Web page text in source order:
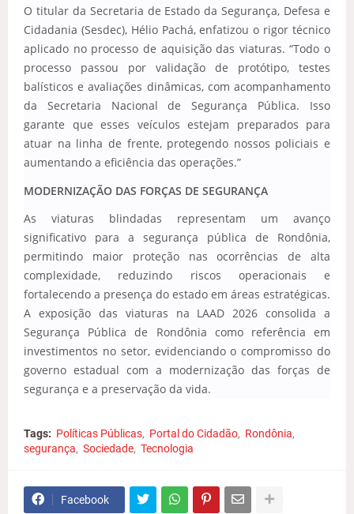
O titular da Secretaria de Estado da Segurança, Defesa e
Cidadania (Sesdec), Hélio Pachá, enfatizou o rigor técnico
aplicado no processo de aquisição das viaturas. “Todo o
processo passou por validação de protótipo, testes
balísticos e avaliações dinâmicas, com acompanhamento
da Secretaria Nacional de Segurança Pública. Isso
garante que esses veículos estejam preparados para
atuar na linha de frente, protegendo nossos policiais e
aumentando a eficiência das operações.”
MODERNIZAÇÃO DAS FORÇAS DE SEGURANÇA
As viaturas blindadas representam um avanço
significativo para a segurança pública de Rondônia,
permitindo maior proteção nas ocorrências de alta
complexidade, reduzindo riscos operacionais e
fortalecendo a presença do estado em áreas estratégicas.
A exposição das viaturas na LAAD 2026 consolida a
Segurança Pública de Rondônia como referência em
investimentos no setor, evidenciando o compromisso do
governo estadual com a modernização das forças de
segurança e a preservação da vida.
Tags: Políticas Públicas Portal do Cidadão
Rondônia
segurança
Sociedade Tecnologia
Facebook